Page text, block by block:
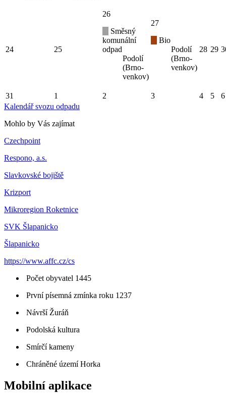
24 25
26
Směsný
komunální
odpad
Podolí
(Brno-
venkov)
27
Bio
Podolí
(Brno-
venkov)
28 29
31 1 2 3 4 5
6
Kalendář svozu odpadu
Mohlo by Vás zajímat
Czechpoint
Respono, a.s.
Slavkovské bojiště
Krizport
Mikroregion Roketnice
SVK Šlapanicko
Šlapanicko
https://www.affc.cz/cs
Počet obyvatel 1445
První písemná zmínka roku 1237
Návrší Žuráň
Podolská kultura
Smírčí kameny
Chráněné území Horka
Mobilní aplikace